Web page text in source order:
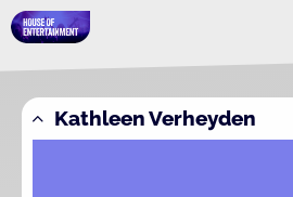
Kathleen Verheyden